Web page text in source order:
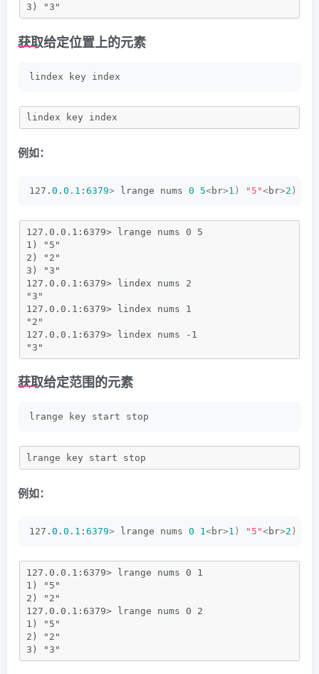
3) "3"
获取给定位置上的元素
lindex key index
lindex key index
例如：
127. 0 . 0.1 : 6379> lrange nums 0 5<br>1 ) "5"<br>2 )
127.0.0.1:6379> lrange nums 0 5
1) "5"
2) "2"
3) "3"
127.0.0.1:6379> lindex nums 2
"3"
127.0.0.1:6379> lindex nums 1
"2"
127.0.0.1:6379> lindex nums -1
"3"
获取给定范围的元素
lrange key start stop
lrange key start stop
例如：
127. 0 . 0.1 : 6379> lrange nums 0 1<br>1 ) "5"<br>2 )
127.0.0.1:6379> lrange nums 0 1
1) "5"
2) "2"
127.0.0.1:6379> lrange nums 0 2
1) "5"
2) "2"
3) "3"